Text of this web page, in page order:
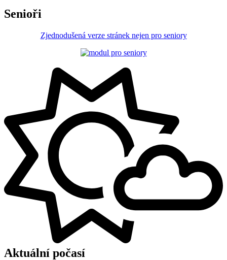
Senioři
Zjednodušená verze stránek nejen pro seniory
Aktuální počasí